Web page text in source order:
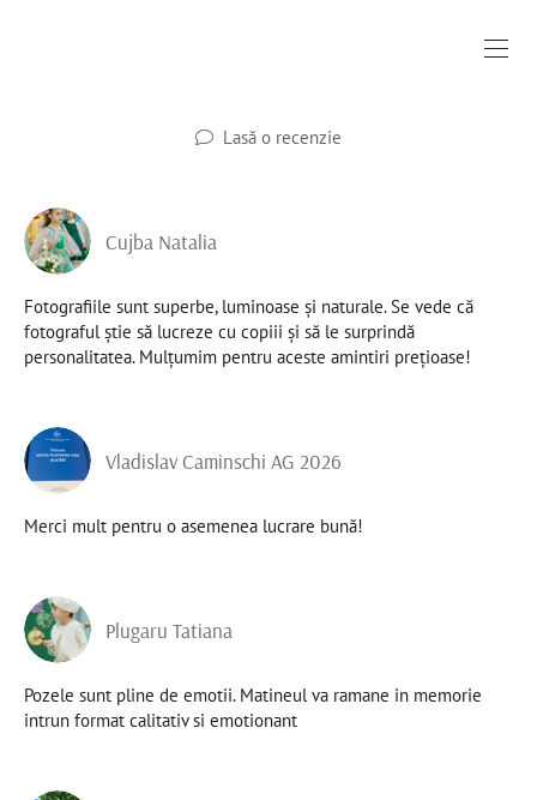
Lasă o recenzie
Cujba Natalia
Fotografiile sunt superbe, luminoase și naturale. Se vede că
fotograful știe să lucreze cu copiii și să le surprindă
personalitatea. Mulțumim pentru aceste amintiri prețioase!
Vladislav Caminschi AG 2026
Merci mult pentru o asemenea lucrare bună!
Plugaru Tatiana
Pozele sunt pline de emotii. Matineul va ramane in memorie
intrun format calitativ si emotionant